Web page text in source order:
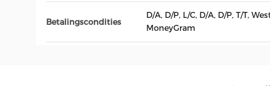
Betalingscondities
D/A, D/P, L/C, D/A, D/P, T/T,
MoneyGram